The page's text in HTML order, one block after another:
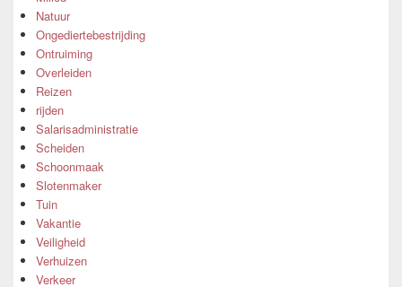
Natuur
Ongediertebestrijding
Ontruiming
Overleiden
Reizen
rijden
Salarisadministratie
Scheiden
Schoonmaak
Slotenmaker
Tuin
Vakantie
Veiligheid
Verhuizen
Verkeer